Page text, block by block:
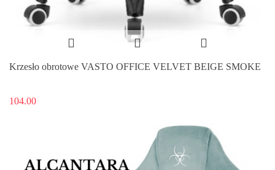
Krzesło obrotowe VASTO OFFICE VELVET BEIGE SMOKE
104.00